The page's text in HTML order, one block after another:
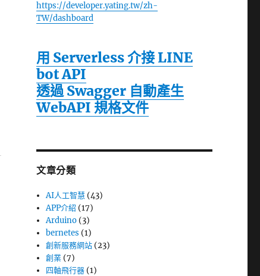
https://developer.yating.tw/zh-
TW/dashboard
用 Serverless 介接 LINE
bot API
透過 Swagger 自動產生
WebAPI 規格文件
文章分類
AI人工智慧 (43)
APP介紹 (17)
Arduino (3)
bernetes (1)
創新服務網站 (23)
創業 (7)
四軸飛行器 (1)